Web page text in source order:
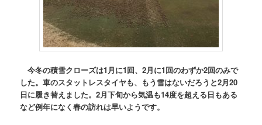
今冬の積雪クローズは1月に1回、2月に1回のわずか2回のみで
した。車のスタットレスタイヤも、もう雪はないだろうと2月20
日に履き替えました。2月下旬から気温も14度を超える日もある
など例年になく春の訪れは早いようです。